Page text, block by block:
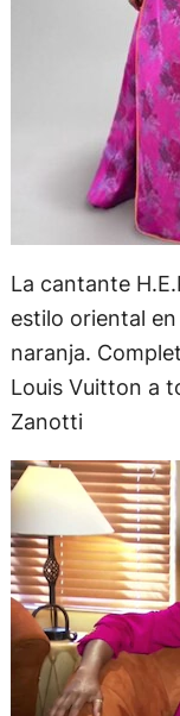
La cantante
estilo oriental
naranja.
Louis Vuitton a
Zanotti